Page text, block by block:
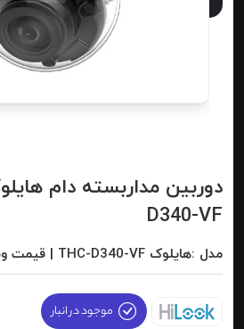
D340-VF
مدل :هایلوک THC-D340-VF | قیمت ویژه + مشخصات کامل
موجود در انبار